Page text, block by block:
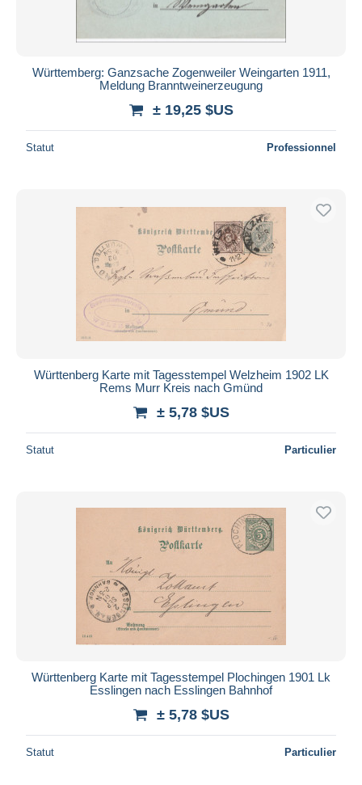
Württemberg: Ganzsache Zogenweiler Weingarten 1911,
Meldung Branntweinerzeugung
± 19,25 $US
Statut Professionnel
Württenberg Karte mit Tagesstempel Welzheim 1902 LK
Rems Murr Kreis nach Gmünd
± 5,78 $US
Statut Particulier
Württenberg Karte mit Tagesstempel Plochingen 1901 Lk
Esslingen nach Esslingen Bahnhof
± 5,78 $US
Statut Particulier